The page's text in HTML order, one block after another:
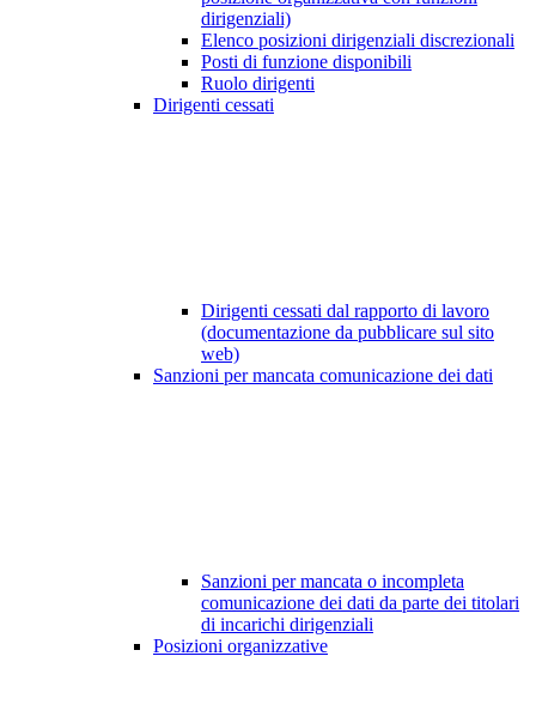
dirigenziali)
Elenco posizioni dirigenziali discrezionali
Posti di funzione disponibili
Ruolo dirigenti
Dirigenti cessati
Dirigenti cessati dal rapporto di lavoro
(documentazione da pubblicare sul sito
web)
Sanzioni per mancata comunicazione dei dati
Sanzioni per mancata o incompleta
comunicazione dei dati da parte dei titolari
di incarichi dirigenziali
Posizioni organizzative